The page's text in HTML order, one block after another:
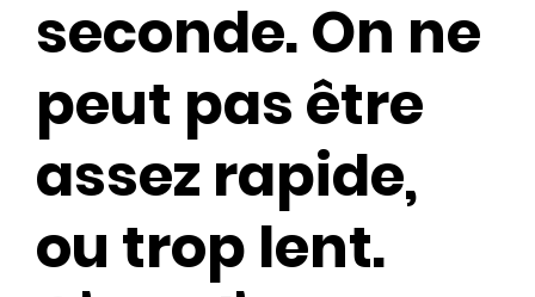
seconde. On ne
peut pas être
assez rapide,
ou trop lent.